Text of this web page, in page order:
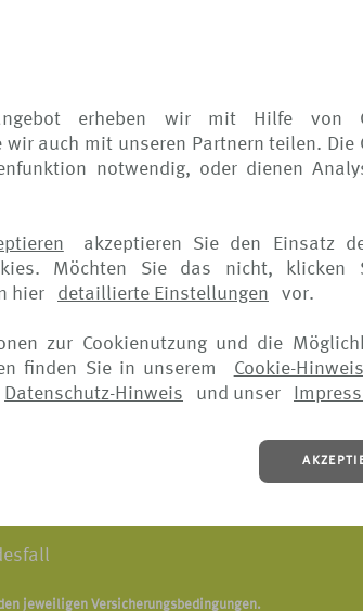
erheben wir mit Hilfe von
auch mit unseren Partnern teilen. Die
notwendig, oder dienen
akzeptieren Sie den Einsatz
Möchten Sie das nicht, klicken
hier detaillierte Einstellungen vor.
zur Cookienutzung und die
finden Sie in unserem
Cookie-Hinweis
Datenschutz-Hinweis und unser
Behandlungskosten im Ausland sehr
über VERS[4u].
Hilfsmittel
Frühgeburten im Ausland
in die Unterkunft
Zahnfüllungen
jeweiligen Versicherungsbedingungen.